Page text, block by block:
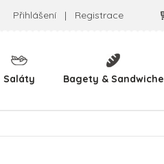
Přihlášení | Registrace
Saláty Bagety & Sandwiche